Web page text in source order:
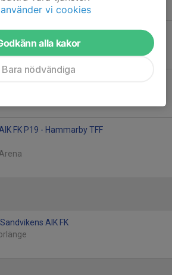
FK - IK Huge
planen
FK P19 - Hammarby TFF
AIK FK
vi cookies
alla kakor
Bara nödvändiga